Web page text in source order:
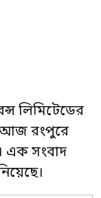
লিমিটেডের
আজ রংপুরে
এক সংবাদ